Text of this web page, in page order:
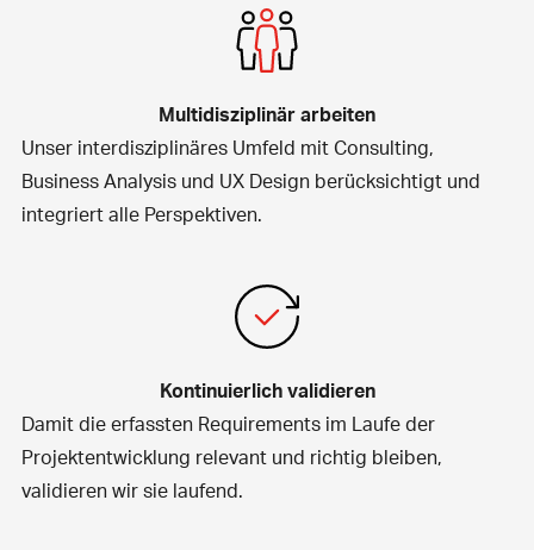
Multidisziplinär arbeiten
Unser interdisziplinäres Umfeld mitConsulting,
Business Analysisund UX Designberücksichtigt und
integriert alle Perspektiven.
Kontinuierlich validieren
Damit die erfassten Requirements im Laufe der
Projektentwicklung relevant und richtig bleiben,
validieren wir sie laufend.